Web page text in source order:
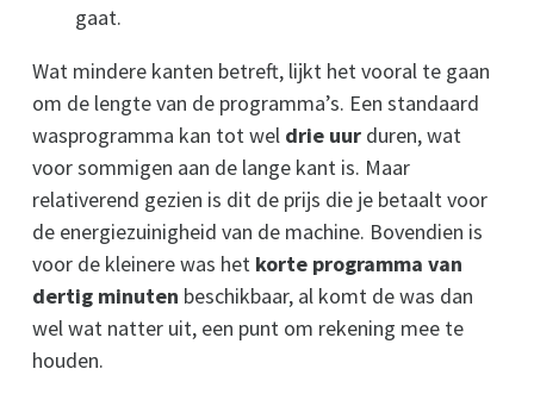
gaat.
Wat mindere kanten betreft, lijkt het vooral te gaan
om de lengte van de programma’s. Een standaard
wasprogramma kan tot wel drie uur duren, wat
voor sommigen aan de lange kant is. Maar
relativerend gezien is dit de prijs die je betaalt voor
de energiezuinigheid van de machine. Bovendien is
voor de kleinere was het korte programma van
dertig minuten beschikbaar, al komt de was dan
wel wat natter uit, een punt om rekening mee te
houden.